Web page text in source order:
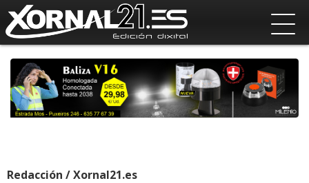
Redacción / Xornal21.es